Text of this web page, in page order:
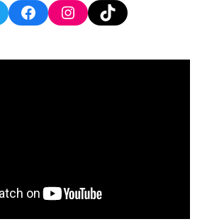
FacebookInstagram
TikTok